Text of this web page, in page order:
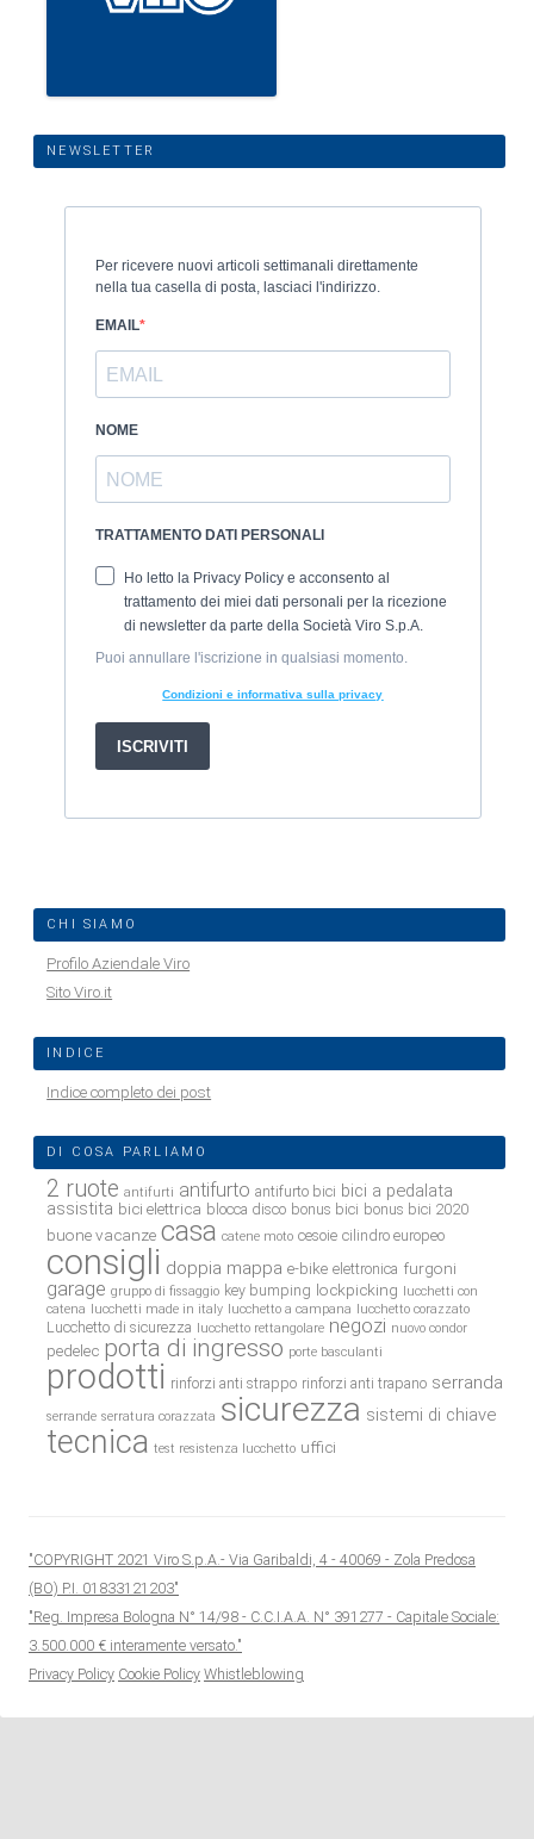
NEWSLETTER
CHI SIAMO
Profilo Aziendale Viro
Sito Viro.it
INDICE
Indice completo dei post
DI COSA PARLIAMO
2 ruote antifurti antifurto antifurto bici bici a pedalata
assistita bici elettrica blocca disco bonus bici bonus bici 2020
buone vacanze casa catene moto cesoie cilindro europeo
consigli doppia mappa e-bike elettronica furgoni
garage gruppo di fissaggio key bumping lockpicking
lucchetti con
catena
lucchetti made in italy lucchetto a campana lucchetto corazzato
Lucchetto di sicurezza lucchetto rettangolare negozi nuovo condor
pedelec porta di ingresso porte basculanti
prodotti rinforzi anti strappo rinforzi anti trapano serranda
serrande serratura corazzata sicurezza sistemi di chiave
tecnica test resistenza lucchetto uffici
"COPYRIGHT 2021 Viro S.p.A.- Via Garibaldi, 4 - 40069 - Zola Predosa
(BO) P.I. 01833121203"
"Reg. Impresa Bologna N° 14/98 - C.C.I.A.A. N° 391277 - Capitale Sociale:
3.500.000 € interamente versato."
Privacy Policy Cookie Policy Whistleblowing